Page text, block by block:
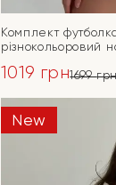
Комплект
різнокольоровий
1699
ціна:
1699 грн.
1019 грн
ціна:
1019 грн.
New